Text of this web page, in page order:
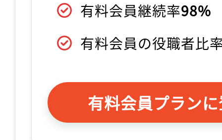
有料会員継続率98%
有料会員の役職者比
有料会員プラン